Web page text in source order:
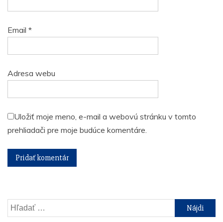
Email *
Adresa webu
Uložiť moje meno, e-mail a webovú stránku v tomto
prehliadači pre moje budúce komentáre.
Hľadať: